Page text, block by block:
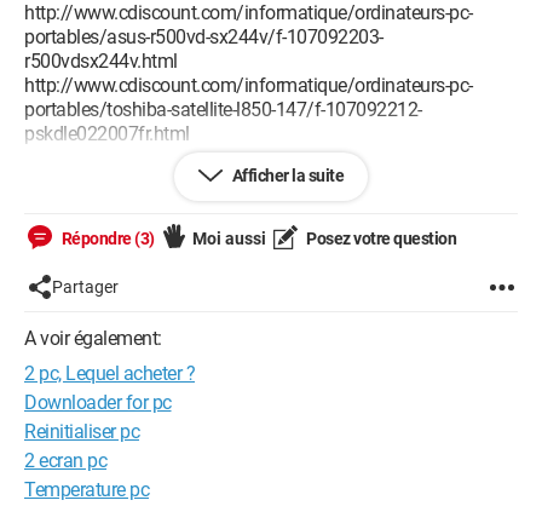
http://www.cdiscount.com/informatique/ordinateurs-pc-
portables/asus-r500vd-sx244v/f-107092203-
r500vdsx244v.html
http://www.cdiscount.com/informatique/ordinateurs-pc-
portables/toshiba-satellite-l850-147/f-107092212-
pskdle022007fr.html
Les 2 possèdes un 77 de 3 ème génération, la différence vient
Le asus possède une nvidia 2g en ddr3
Le toshiba une amd 1g ddr5 il me semble...
Lequel est meilleur ? (j'ai une utilisation multiple : jeux,
multimédia...)
Afficher la suite
Répondre (3) Moi aussi Posez votre question
Partager
A voir également:
2 pc, Lequel acheter ?
Downloader for pc
Reinitialiser pc
2 ecran pc
Temperature pc